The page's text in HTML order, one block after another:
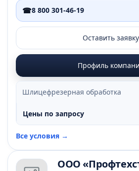
☎8 800 301-46-19
Оставить заявку
Профиль
Шлицефрезерная обработка
Цены по запросу
Все условия →
ООО